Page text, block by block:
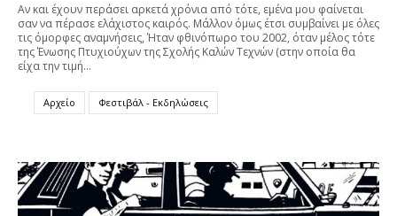
Αν και έχουν περάσει αρκετά χρόνια από τότε, εμένα μου φαίνεται
σαν να πέρασε ελάχιστος καιρός. Μάλλον όμως έτσι συμβαίνει με όλες
τις όμορφες αναμνήσεις, Ήταν φθινόπωρο του 2002, όταν μέλος τότε
της Ένωσης Πτυχιούχων της Σχολής Καλών Τεχνών (στην οποία θα
είχα την τιμή…
Αρχείο Φεστιβάλ - Εκδηλώσεις